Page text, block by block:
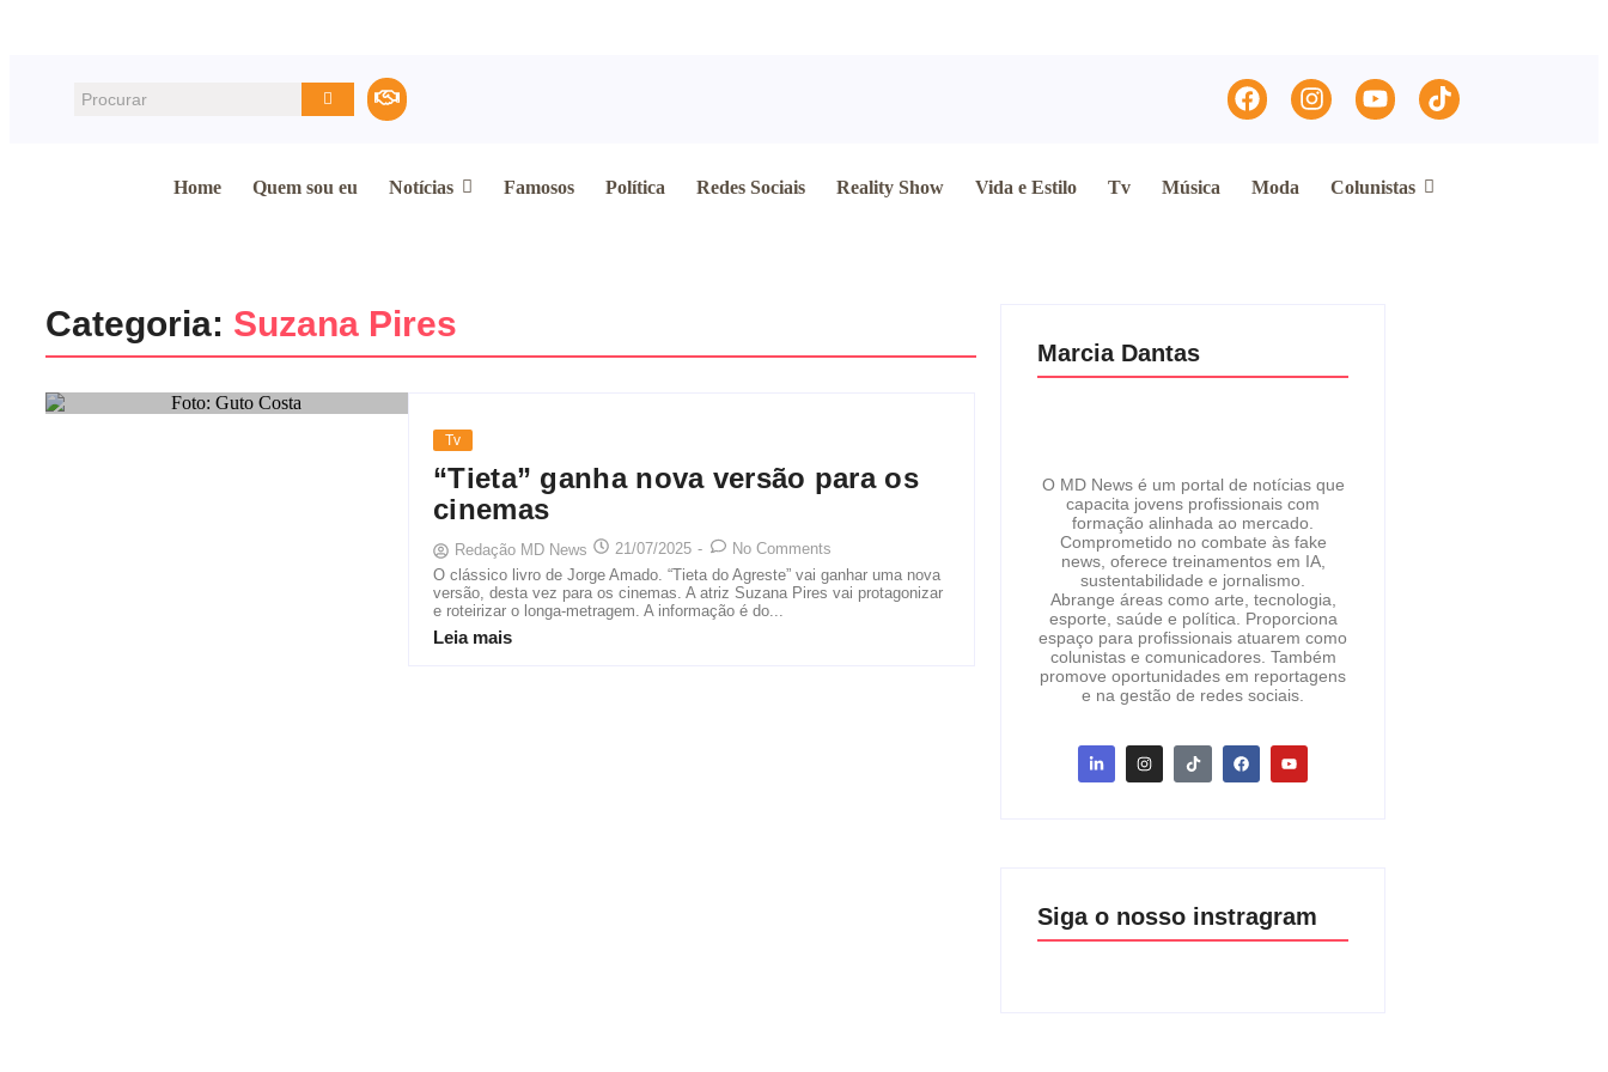
Home Quem sou eu Notícias Famosos Política Redes Sociais Reality Show Vida e Estilo Tv Música Moda Colunistas
Categoria: Suzana Pires
Tv
“Tieta” ganha nova versão para os
cinemas
Redação MD News 21/07/2025 -
No Comments
O clássico livro de Jorge Amado. “Tieta do Agreste” vai ganhar uma nova
versão, desta vez para os cinemas. A atriz Suzana Pires vai protagonizar
e roteirizar o longa-metragem. A informação é do...
Leia mais
Marcia Dantas
O MD News é um portal de notícias que
capacita jovens profissionais com
formação alinhada ao mercado.
Comprometido no combate às fake
news, oferece treinamentos em IA,
sustentabilidade e jornalismo.
Abrange áreas como arte, tecnologia,
esporte, saúde e política. Proporciona
espaço para profissionais atuarem como
colunistas e comunicadores. Também
promove oportunidades em reportagens
e na gestão de redes sociais.
Siga o nosso instragram